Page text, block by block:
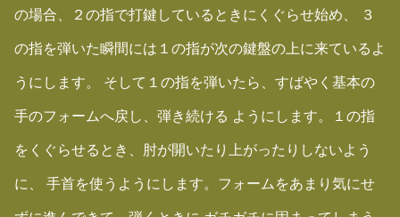
の場合、２の指で打鍵しているときにくぐらせ始め、 ３
の指を弾いた瞬間には１の指が次の鍵盤の上に来ているよ
うにします。 そして１の指を弾いたら、すばやく基本の
手のフォームへ戻し、弾き続ける ようにします。１の指
をくぐらせるとき、肘が開いたり上がったりしないよう
に、 手首を使うようにします。フォームをあまり気にせ